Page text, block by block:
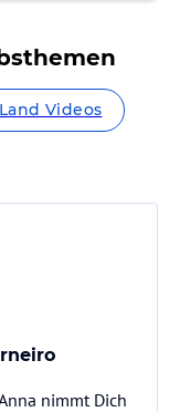
Videos
nimmt Dich